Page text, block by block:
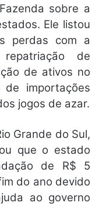
sobre a
Ele listou
perdas com a
de
de ativos no
importações
jogos de azar.
Grande do Sul,
que o estado
de R$ 5
do ano devido
ao governo